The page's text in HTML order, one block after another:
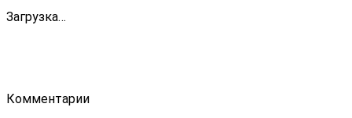
Загрузка…
Комментарии